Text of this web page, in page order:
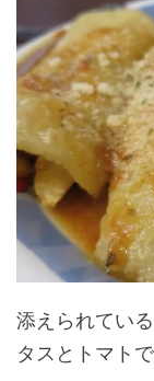
添えられてい
タスとトマトで